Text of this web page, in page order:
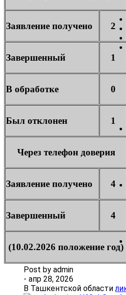
Заявление получено 2
Завершенный 1
В обработке 0
Был отклонен 1
Через телефон доверия
Заявление получено 4
Завершенный 4
(10.02.2026 положение год)
Post by admin
- апр 28, 2026
В Ташкентской области